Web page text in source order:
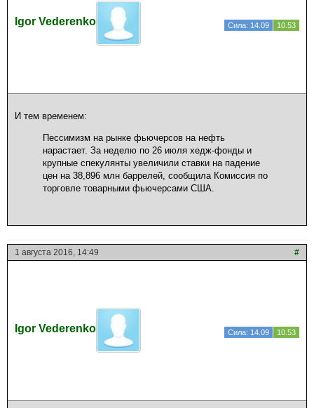
Igor Vederenko Сила: 14.09 10.53
И тем временем:
Пессимизм на рынке фьючерсов на нефть
нарастает. За неделю по 26 июля хедж-фонды и
крупные спекулянты увеличили ставки на падение
цен на 38,896 млн баррелей, сообщила Комиссия по
торговле товарными фьючерсами США.
1 августа 2016, 14:49 #
Igor Vederenko Сила: 14.09 10.53